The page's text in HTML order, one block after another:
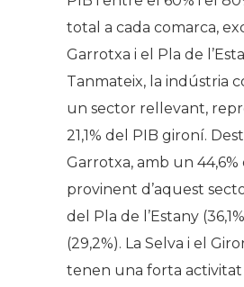
total a cada comarca,
Garrotxa i el Pla de
Tanmateix, la indústria
un sector rellevant,
21,1% del PIB gironí.
Garrotxa, amb un 44,6%
provinent d’aquest
del Pla de l’Estany
(29,2%). La Selva i el
tenen una forta